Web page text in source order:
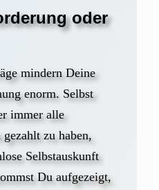
oder
mindern Deine
enorm. Selbst
immer alle
zu haben,
Selbstauskunft
Du aufgezeigt,